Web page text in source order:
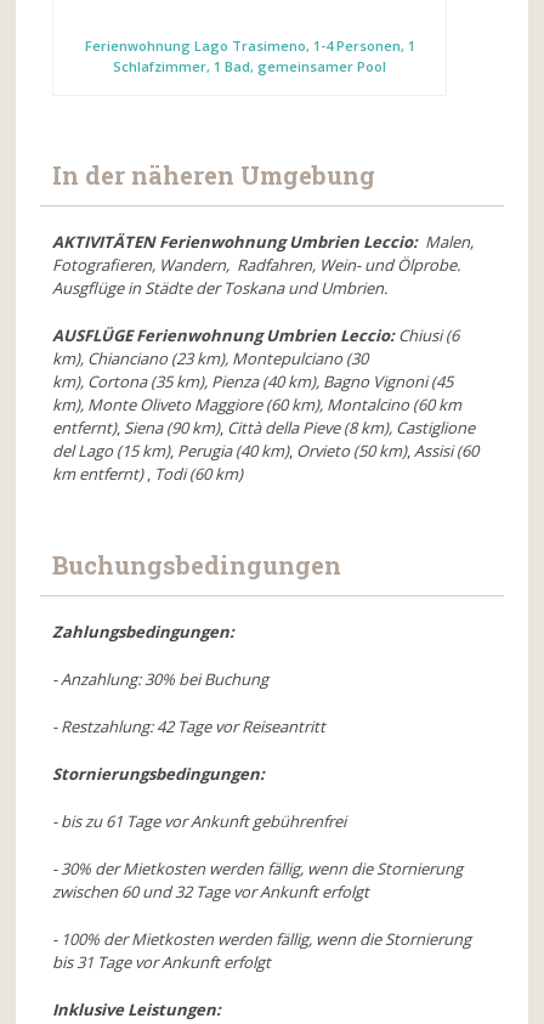
Ferienwohnung Lago Trasimeno, 1-4 Personen, 1
Schlafzimmer, 1 Bad, gemeinsamer Pool
In der näheren Umgebung
AKTIVITÄTEN Ferienwohnung Umbrien Leccio:Malen,
Fotografieren, Wandern, Radfahren, Wein- und Ölprobe.
Ausgflüge in Städte der Toskana und Umbrien.
AUSFLÜGE Ferienwohnung Umbrien Leccio:Chiusi (6
km), Chianciano (23 km), Montepulciano (30
km), Cortona (35 km), Pienza (40 km), Bagno Vignoni (45
km), Monte Oliveto Maggiore (60 km), Montalcino (60 km
entfernt), Siena (90 km), Città della Pieve (8 km), Castiglione
del Lago (15 km), Perugia (40 km), Orvieto (50 km),Assisi (60
km entfernt), Todi (60 km)
Buchungsbedingungen
Zahlungsbedingungen:
- Anzahlung: 30% bei Buchung
- Restzahlung: 42 Tage vor Reiseantritt
Stornierungsbedingungen:
- bis zu 61 Tage vor Ankunft gebührenfrei
- 30% der Mietkosten werden fällig, wenn die Stornierung
zwischen 60 und 32 Tage vor Ankunft erfolgt
- 100% der Mietkosten werden fällig, wenn die Stornierung
bis 31 Tage vor Ankunft erfolgt
Inklusive Leistungen: